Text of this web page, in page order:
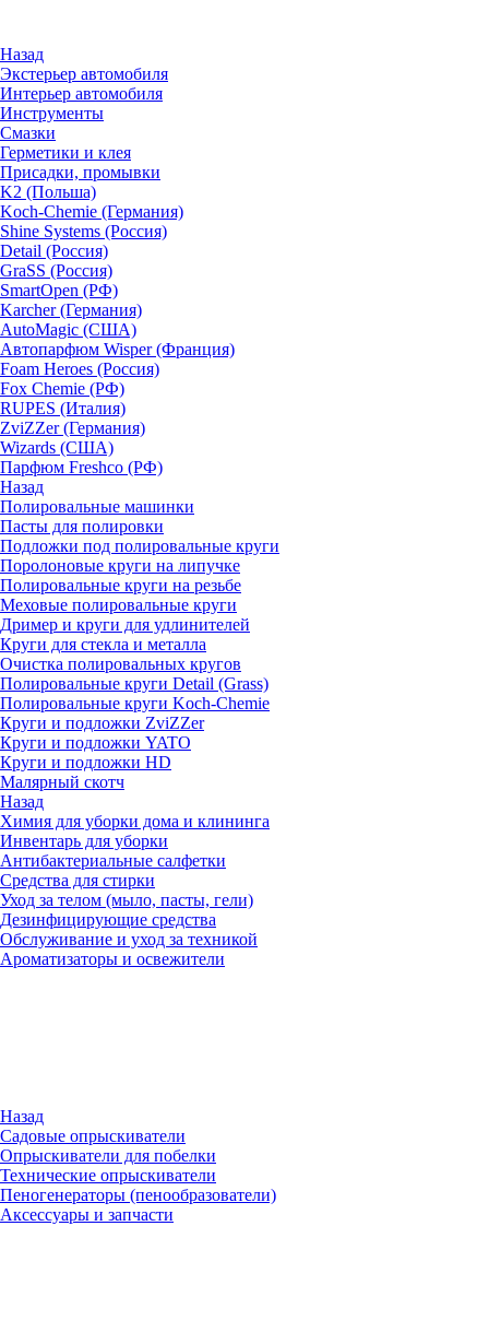
Назад
Экстерьер автомобиля
Интерьер автомобиля
Инструменты
Смазки
Герметики и клея
Присадки, промывки
K2 (Польша)
Koch-Chemie (Германия)
Shine Systems (Россия)
Detail (Россия)
GraSS (Россия)
SmartOpen (РФ)
Karcher (Германия)
AutoMagic (США)
Автопарфюм Wisper (Франция)
Foam Heroes (Россия)
Fox Chemie (РФ)
RUPES (Италия)
ZviZZer (Германия)
Wizards (США)
Парфюм Freshco (РФ)
Назад
Полировальные машинки
Пасты для полировки
Подложки под полировальные круги
Поролоновые круги на липучке
Полировальные круги на резьбе
Меховые полировальные круги
Дример и круги для удлинителей
Круги для стекла и металла
Очистка полировальных кругов
Полировальные круги Detail (Grass)
Полировальные круги Koch-Chemie
Круги и подложки ZviZZer
Круги и подложки YATO
Круги и подложки HD
Малярный скотч
Назад
Химия для уборки дома и клининга
Инвентарь для уборки
Антибактериальные салфетки
Средства для стирки
Уход за телом (мыло, пасты, гели)
Дезинфицирующие средства
Обслуживание и уход за техникой
Ароматизаторы и освежители
Назад
Садовые опрыскиватели
Опрыскиватели для побелки
Технические опрыскиватели
Пеногенераторы (пенообразователи)
Аксессуары и запчасти